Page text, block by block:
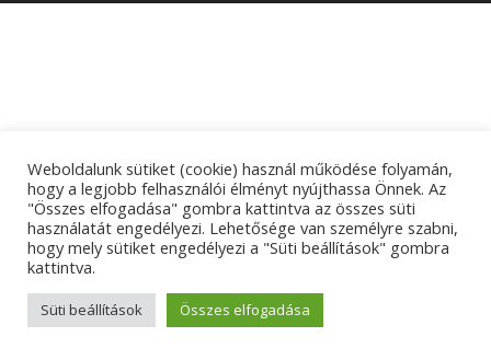
Weboldalunk sütiket (cookie) használ működése folyamán,
hogy a legjobb felhasználói élményt nyújthassa Önnek. Az
"Összes elfogadása" gombra kattintva az összes süti
használatát engedélyezi. Lehetősége van személyre szabni,
hogy mely sütiket engedélyezi a "Süti beállítások" gombra
kattintva.
Süti beállítások Összes elfogadása